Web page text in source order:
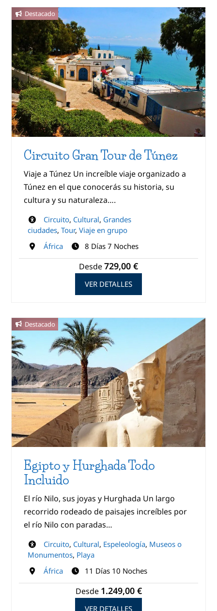
Destacado
Circuito Gran Tour de Túnez
Viaje a Túnez Un increíble viaje organizado a
Túnez en el que conocerás su historia, su
cultura y su naturaleza….
Circuito, Cultural, Grandes
ciudades, Tour, Viaje en grupo
África
8 Días 7 Noches
Desde729,00 €
VER DETALLES
Destacado
Egipto y Hurghada Todo
Incluido
El río Nilo, sus joyas y Hurghada Un largo
recorrido rodeado de paisajes increíbles por
el río Nilo con paradas…
Circuito, Cultural, Espeleología, Museos o
Monumentos, Playa
África
11 Días 10 Noches
Desde 1.249,00 €
VER DETALLES